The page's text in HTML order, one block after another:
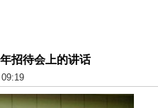
招待会上的讲话